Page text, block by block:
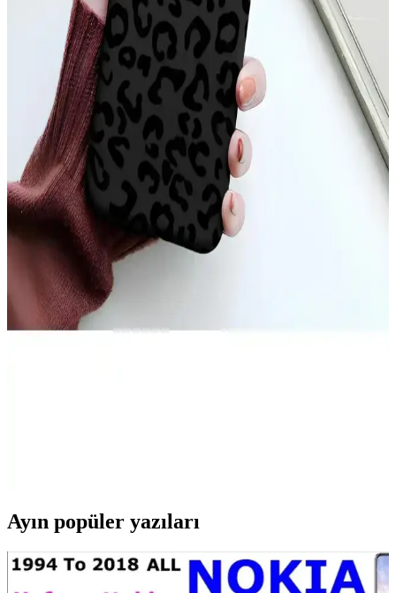
Apple iPhone 11 Pro Max için şık ve dayanıklı TPU
malzemeden koruyucu kılıf
Şeffaf ve renkli tasarımıyla dikkat çeken Case 4U Omega Kapak,
dayanıklı TPU malzemeden üretilmiş olup, telefonunuzu estetik ve
fonksiyonellik açısından üstün seviyede korur.
iPhone 17 Pro Max Arka Yüzeyindeki Çizgilerin
Nedenleri ve Çözüm Yolları
iPhone 17 Pro Max arka yüzeyinde oluşan ince çizgiler, kılıf baskısı,
ısı etkisi ve MagSafe aksesuarları nedeniyle ortaya çıkabilir.
Temizlik ve doğru kılıf seçimi çizgilerin önlenmesinde önemlidir.
iPhone 11 Sarı Kılıf Seçenekleri ve Özellikleri:
Estetik ve Koruma Avantajları
iPhone 11 sarı kılıf seçenekleri, estetik ve koruma özellikleriyle öne
çıkar. Silikon, TPU ve deri modelleri, şık tasarım ve dayanıklılık
Ayın popüler yazıları